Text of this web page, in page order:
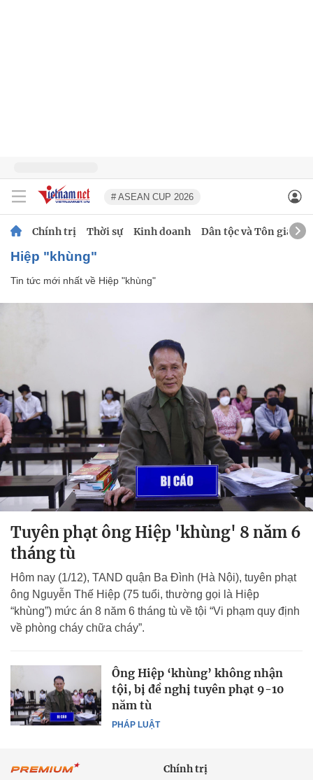
# ASEAN CUP 2026
Chính trị Thời sự Kinh doanh Dân tộc và Tôn giáo
Hiệp "khùng"
Tin tức mới nhất về Hiệp "khùng"
Tuyên phạt ông Hiệp 'khùng' 8 năm 6
tháng tù
Hôm nay (1/12), TAND quận Ba Đình (Hà Nội), tuyên phạt
ông Nguyễn Thế Hiệp (75 tuổi, thường gọi là Hiệp
“khùng”) mức án 8 năm 6 tháng tù về tội “Vi phạm quy định
về phòng cháy chữa cháy”.
PHÁP LUẬT
Ông Hiệp ‘khùng’ không nhận
tội, bị đề nghị tuyên phạt 9-10
năm tù
Chính trị